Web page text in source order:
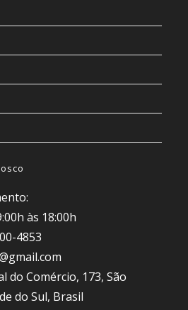
às 18:00h
4853
do Comércio, 173, São
do Sul, Brasil